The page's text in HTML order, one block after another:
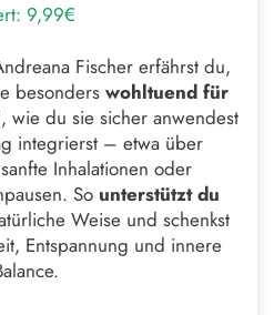
9,99€
Fischer erfährst du,
besonders wohltuend für
wie du sie sicher anwendest
integrierst – etwa über
Inhalationen oder
So unterstützt du
Weise und schenkst
Entspannung und innere